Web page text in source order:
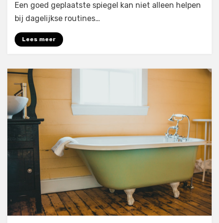
Een goed geplaatste spiegel kan niet alleen helpen
bij dagelijkse routines…
Lees meer